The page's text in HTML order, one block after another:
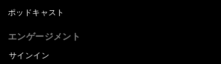
ポッドキャスト
エンゲージメント
サインイン